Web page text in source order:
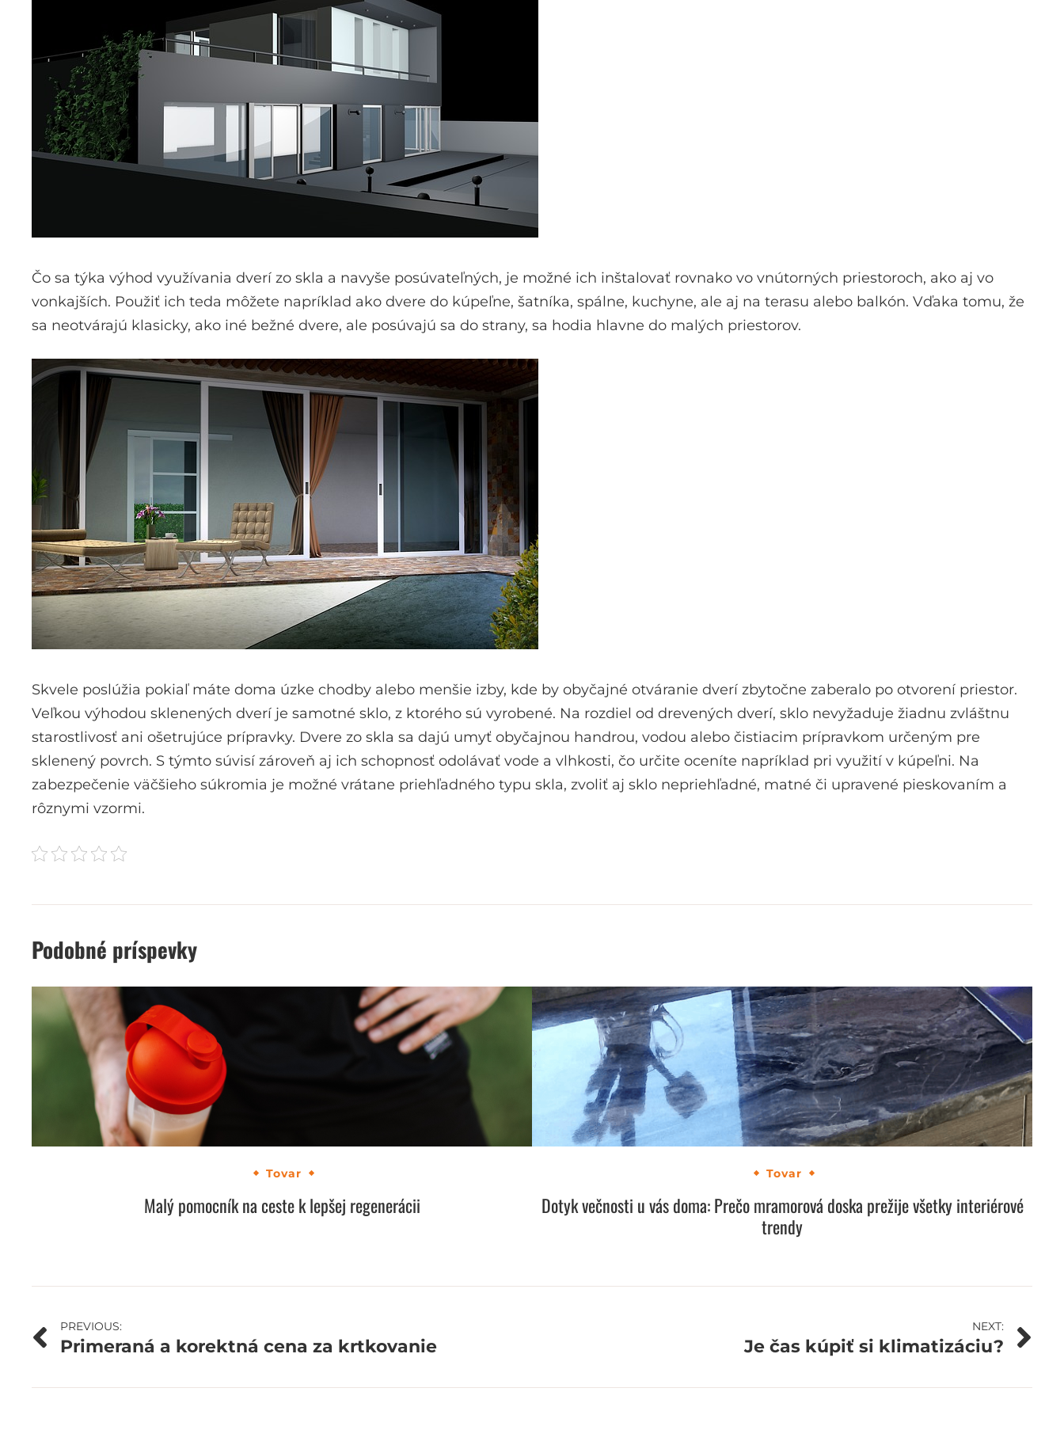
Čo sa týka výhod využívania dverí zo skla a navyše posúvateľných, je možné ich inštalovať rovnako vo vnútorných priestoroch, ako aj vo
vonkajších. Použiť ich teda môžete napríklad ako dvere do kúpeľne, šatníka, spálne, kuchyne, ale aj na terasu alebo balkón. Vďaka tomu, že
sa neotvárajú klasicky, ako iné bežné dvere, ale posúvajú sa do strany, sa hodia hlavne do malých priestorov.
Skvele poslúžia pokiaľ máte doma úzke chodby alebo menšie izby, kde by obyčajné otváranie dverí zbytočne zaberalo po otvorení priestor.
Veľkou výhodou sklenených dverí je samotné sklo, z ktorého sú vyrobené. Na rozdiel od drevených dverí, sklo nevyžaduje žiadnu zvláštnu
starostlivosť ani ošetrujúce prípravky. Dvere zo skla sa dajú umyť obyčajnou handrou, vodou alebo čistiacim prípravkom určeným pre
sklenený povrch. S týmto súvisí zároveň aj ich schopnosť odolávať vode a vlhkosti, čo určite oceníte napríklad pri využití v kúpeľni. Na
zabezpečenie väčšieho súkromia je možné vrátane priehľadného typu skla, zvoliť aj sklo nepriehľadné, matné či upravené pieskovaním a
rôznymi vzormi.
Podobné príspevky
Tovar
Malý pomocník na ceste k lepšej regenerácii
Tovar
Dotyk večnosti u vás doma: Prečo mramorová doska prežije všetky interiérové
trendy
Navigácia
článku
PREVIOUS:
Primeraná a korektná cena za krtkovanie
NEXT:
Je čas kúpiť si klimatizáciu?